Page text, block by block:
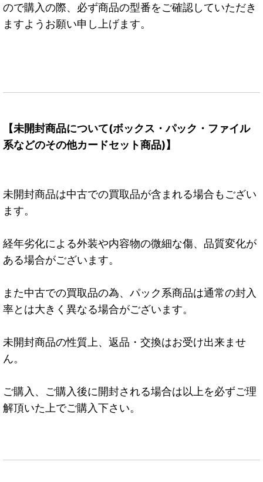
ので購入の際、必ず商品の型番をご確認していただき
ますようお願い申し上げます。
【未開封商品について(ボックス・パック・ファイル
系などのその他カードセット商品)】
未開封商品は中古での買取品が含まれる場合もござい
ます。
経年劣化による外装や内容物の微細な傷、品質変化が
ある場合がございます。
また中古での買取品の為、パック系商品は通常の封入
率とは大きく異なる場合がございます。
未開封商品の性質上、返品・交換はお受け出来ませ
ん。
ご購入、ご購入後に開封される場合は以上を必ずご理
解頂いた上でご購入下さい。